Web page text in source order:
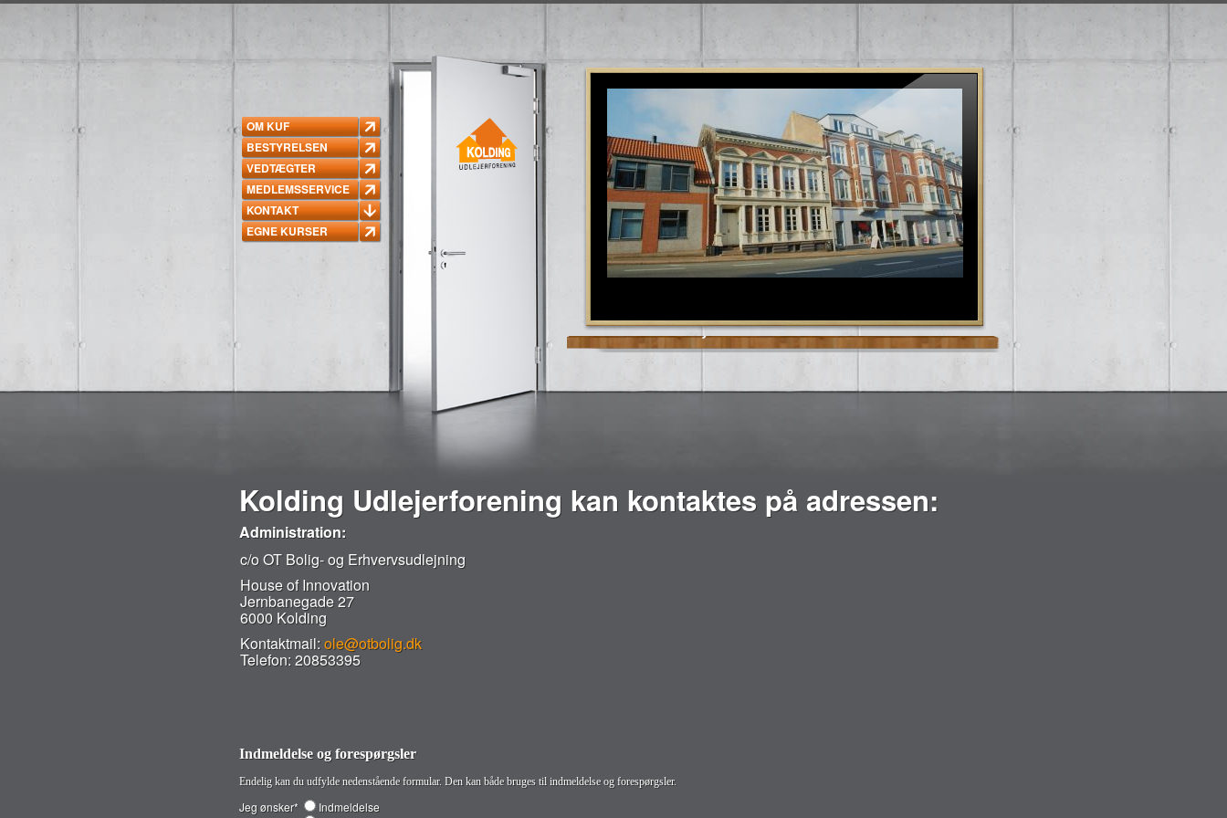
OM KUF
BESTYRELSEN
VEDTÆGTER
MEDLEMSSERVICE
KONTAKT
EGNE KURSER
Kolding Udlejerforening kan kontaktes på adressen:
Administration:
c/o OT Bolig- og Erhvervsudlejning
House of Innovation
Jernbanegade 27
6000 Kolding
Kontaktmail:ole@otbolig.dk
Telefon: 20853395
Indmeldelse og forespørgsler
Endelig kan du udfylde nedenstående formular. Den kan både bruges til indmeldelse og forespørgsler.
Jeg ønsker*
Indmeldelse